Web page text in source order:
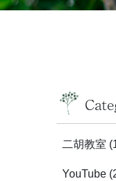
二胡教室
YouTube